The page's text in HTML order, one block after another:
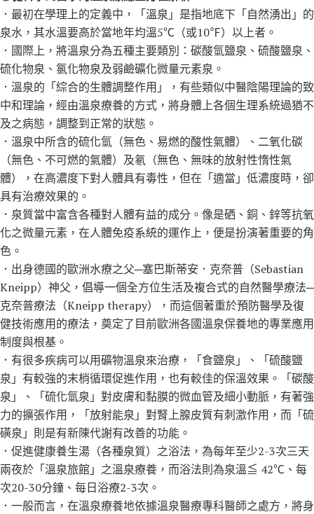
．最初在學理上的定義中，「溫泉」是指地底下「自然湧出」的
泉水，其水溫要高於當地年均溫5℃（或10℉）以上者。
．國際上，將溫泉分為五種主要類別：碳酸氫鹽泉、硫酸鹽泉、
硫化物泉、氯化物泉及弱鹼礦化微量元素泉。
．溫泉的「綜合的生體調整作用」，有些類似中醫陰陽理論的致
中和理論，經由溫泉療養的方式，將身體上各個生理系統過猶不
及之病態，調整到正常的狀態。
．溫泉中所含的硫化氫（無色、易燃的酸性氣體）、二氧化碳
（無色、不可燃的氣體）及氡（無色、無味的放射性惰性氣
體），在高濃度下對人體具有毒性，但在「適當」低濃度時，卻
具有治療效果的。
．泉質當中富含各種對人體有益的成分。像是硒、銅、鋅等抗氧
化之微量元素，在人體免疫系統的運作上，便是扮演著重要的角
色。
．出身德國的歐洲水療之父─塞巴斯蒂安．克奈普（Sebastian
Kneipp）神父，倡導一個全方位生活及複合式的自然醫學療法─
克奈普療法（Kneipp therapy），而這個著重於預防醫學及復
健技術應用的療法，奠定了目前歐洲各國溫泉保養地的專業應用
制度與根基。
．有很多疾病可以用礦物溫泉來治療，「食鹽泉」、「硫酸鹽
泉」有較強的末梢循環促進作用，也有較佳的保溫效果。「碳酸
泉」、「硫化氫泉」對皮膚和黏膜的微血管及細小動脈，有著強
力的擴張作用，「放射能泉」對腎上腺皮質有刺激作用，而「硫
磺泉」則是有新陳代謝有改善的功能。
．促進健康養生湯（各種泉質）之浴法，為每年至少2-3次三天
兩夜於「溫泉旅館」之溫泉療養，而浴法則為泉溫≦ 42℃、每
次20-30分鐘、每日浴療2-3次。
．一般而言，在溫泉療養地依據溫泉醫療專科醫師之處方，將身